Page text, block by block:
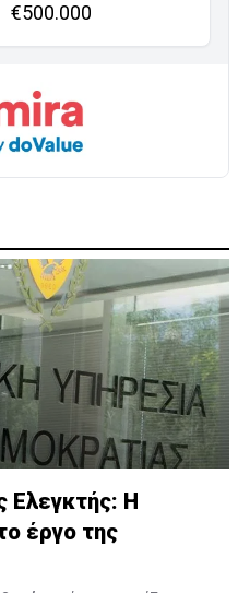
€500.000
Ελεγκτής: H
έργο της